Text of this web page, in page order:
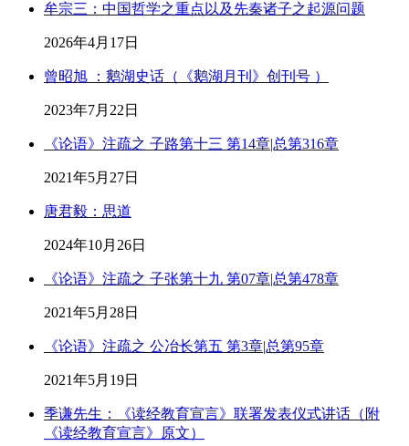
牟宗三：中国哲学之重点以及先秦诸子之起源问题
2026年4月17日
曾昭旭 ：鹅湖史话（《鹅湖月刊》创刊号 ）
2023年7月22日
《论语》注疏之 子路第十三 第14章|总第316章
2021年5月27日
唐君毅：思道
2024年10月26日
《论语》注疏之 子张第十九 第07章|总第478章
2021年5月28日
《论语》注疏之 公冶长第五 第3章|总第95章
2021年5月19日
季谦先生：《读经教育宣言》联署发表仪式讲话（附
《读经教育宣言》原文）